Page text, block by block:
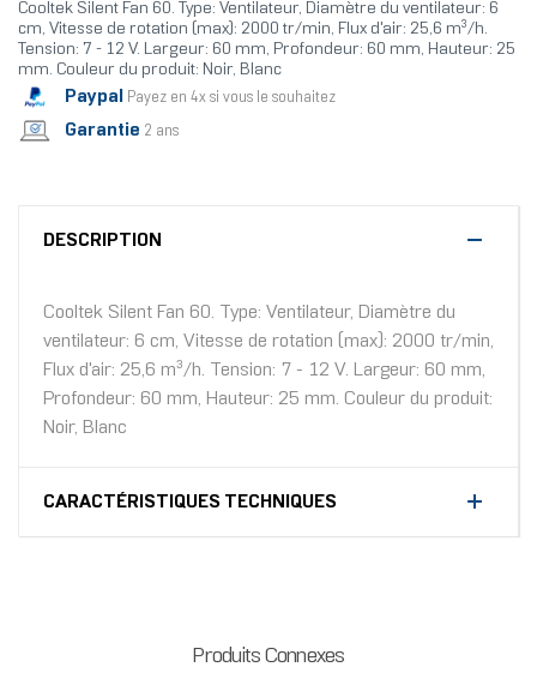
Cooltek Silent Fan 60. Type: Ventilateur, Diamètre du ventilateur: 6
cm, Vitesse de rotation (max): 2000 tr/min, Flux d'air: 25,6 m³/h.
Tension: 7 - 12 V. Largeur: 60 mm, Profondeur: 60 mm, Hauteur: 25
mm. Couleur du produit: Noir, Blanc
Paypal Payez en 4x si vous le souhaitez
Garantie 2 ans
DESCRIPTION
Cooltek Silent Fan 60. Type: Ventilateur, Diamètre du
ventilateur: 6 cm, Vitesse de rotation (max): 2000 tr/min,
Flux d'air: 25,6 m³/h. Tension: 7 - 12 V. Largeur: 60 mm,
Profondeur: 60 mm, Hauteur: 25 mm. Couleur du produit:
Noir, Blanc
CARACTÉRISTIQUES TECHNIQUES
Produits Connexes